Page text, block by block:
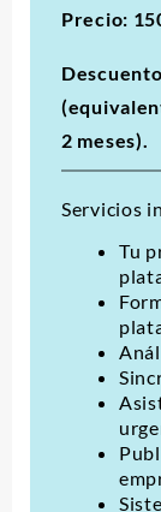
Precio:
Descuento
2 meses).
Servicios
Tu